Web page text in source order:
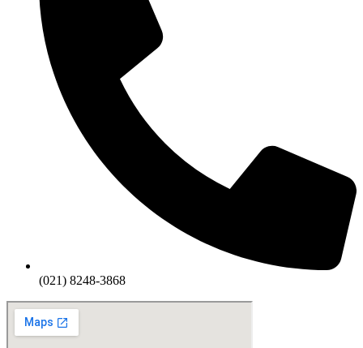
(021) 8248-3868